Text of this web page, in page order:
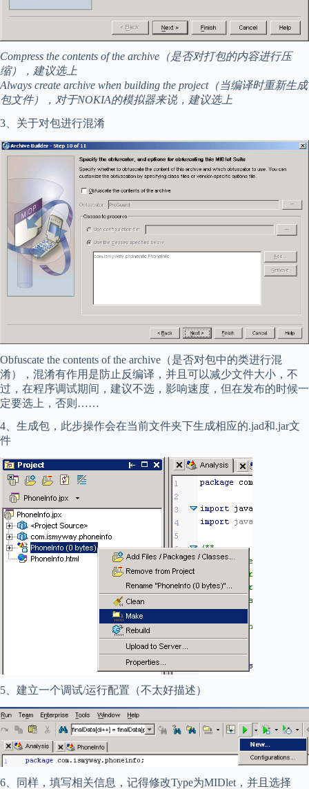
Compress the contents of the archive（是否对打包的内容进行压
缩），建议选上
Always create archive when building the project（当编译时重新生成
包文件），对于NOKIA的模拟器来说，建议选上
3、关于对包进行混淆
Obfuscate the contents of the archive（是否对包中的类进行混
淆），混淆有作用是防止反编译，并且可以减少文件大小，不
过，在程序调试期间，建议不选，影响速度，但在发布的时候一
定要选上，否则……
4、生成包，此步操作会在当前文件夹下生成相应的.jad和.jar文
件
5、建立一个调试/运行配置（不太好描述）
6、同样，填写相关信息，记得修改Type为MIDlet，并且选择